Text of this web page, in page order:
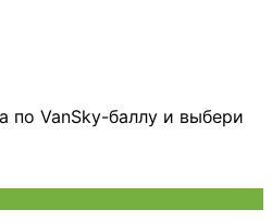
по VanSky-баллу и выбери